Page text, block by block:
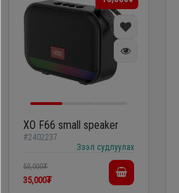
XO F66 small speaker
#2402237
Зээл судлуулах
50,000₮
35,000₮